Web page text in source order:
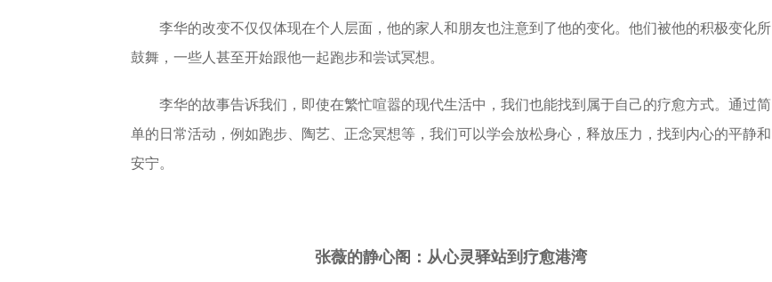
李华的改变不仅仅体现在个人层面，他的家人和朋友也注意到了他的变化。他们被他的积极变化所
鼓舞，一些人甚至开始跟他一起跑步和尝试冥想。
李华的故事告诉我们，即使在繁忙喧嚣的现代生活中，我们也能找到属于自己的疗愈方式。通过简
单的日常活动，例如跑步、陶艺、正念冥想等，我们可以学会放松身心，释放压力，找到内心的平静和
安宁。
张薇的静心阁：从心灵驿站到疗愈港湾